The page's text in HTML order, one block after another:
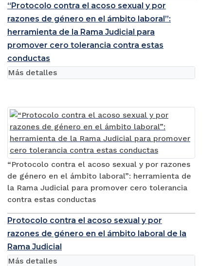
“Protocolo contra el acoso sexual y por
razones de género en el ámbito laboral”:
herramienta de la Rama Judicial para
promover cero tolerancia contra estas
conductas
“Protocolo contra el acoso sexual y por razones
de género en el ámbito laboral”: herramienta de
la Rama Judicial para promover cero tolerancia
contra estas conductas
Más detalles
Protocolo contra el acoso sexual y por
razones de género en el ámbito laboral de la
Rama Judicial
Más detalles